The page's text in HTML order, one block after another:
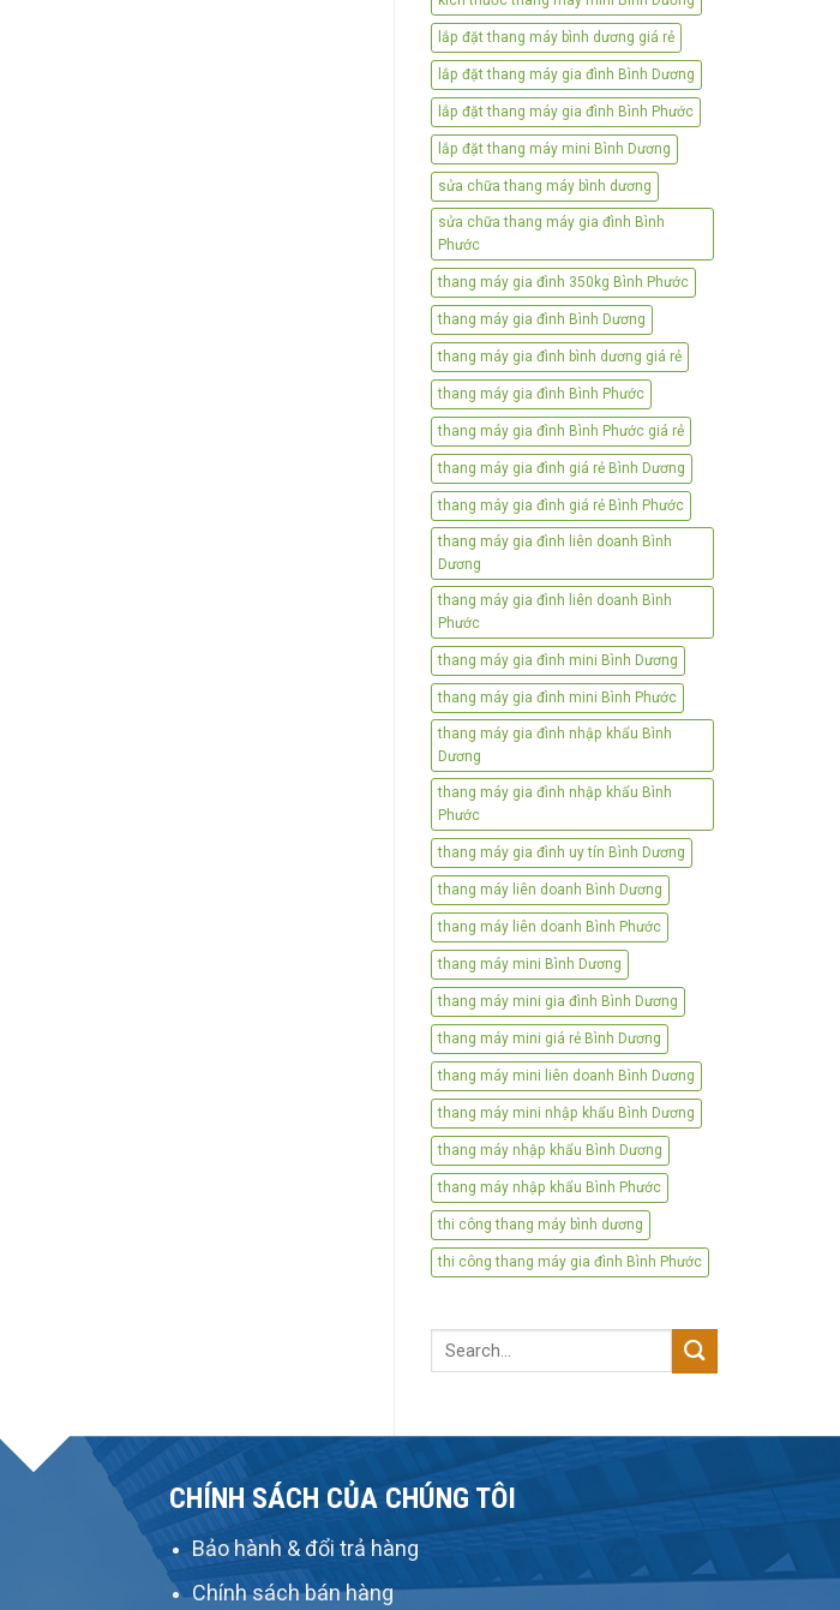
lắp đặt thang máy bình dương giá rẻ
lắp đặt thang máy gia đình Bình Dương
lắp đặt thang máy gia đình Bình Phước
lắp đặt thang máy mini Bình Dương
sửa chữa thang máy bình dương
sửa chữa thang máy gia đình Bình
Phước
thang máy gia đình 350kg Bình Phước
thang máy gia đình Bình Dương
thang máy gia đình bình dương giá rẻ
thang máy gia đình Bình Phước
thang máy gia đình Bình Phước giá rẻ
thang máy gia đình giá rẻ Bình Dương
thang máy gia đình giá rẻ Bình Phước
thang máy gia đình liên doanh Bình
Dương
thang máy gia đình liên doanh Bình
Phước
thang máy gia đình mini Bình Dương
thang máy gia đình mini Bình Phước
thang máy gia đình nhập khẩu Bình
Dương
thang máy gia đình nhập khẩu Bình
Phước
thang máy gia đình uy tín Bình Dương
thang máy liên doanh Bình Dương
thang máy liên doanh Bình Phước
thang máy mini Bình Dương
thang máy mini gia đình Bình Dương
thang máy mini giá rẻ Bình Dương
thang máy mini liên doanh Bình Dương
thang máy mini nhập khẩu Bình Dương
thang máy nhập khẩu Bình Dương
thang máy nhập khẩu Bình Phước
thi công thang máy bình dương
thi công thang máy gia đình Bình Phước
Search
CHÍNH SÁCH CỦA CHÚNG TÔI
Bảo hành & đổi trả hàng
Chính sách bán hàng